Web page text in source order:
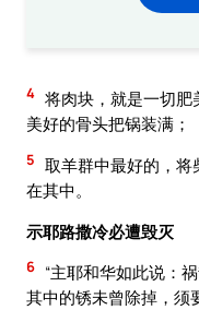
4 将肉块，就是一切
美好的骨头把锅装满；
5 取羊群中最好的，
在其中。
示耶路撒冷必遭毁灭
6 “主耶和华如此说：
其中的锈未曾除掉，须